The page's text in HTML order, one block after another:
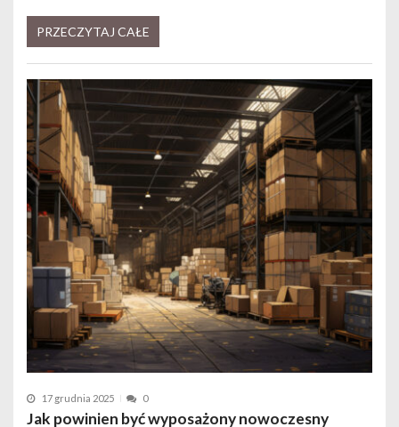
PRZECZYTAJ CAŁE
17 grudnia 2025 0
Jak powinien być wyposażony nowoczesny